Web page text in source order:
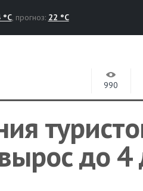
, прогноз: 22 °C
990
до 4